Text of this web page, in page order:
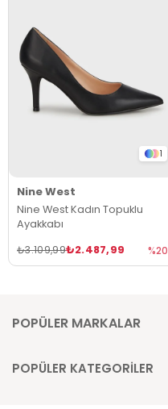
1
Nine West
Nine West Kadın Topuklu
Ayakkabı
₺2.487,99
₺3.109,99 %20
POPÜLER MARKALAR
POPÜLER KATEGORİLER